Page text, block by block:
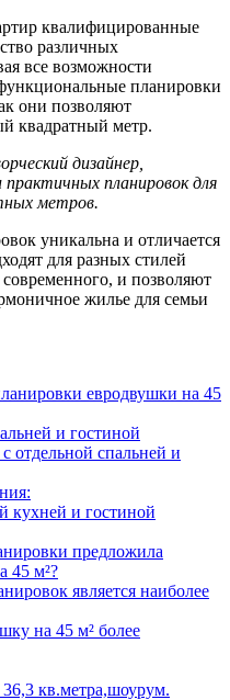
квалифицированные
различных
все возможности
планировки
они позволяют
квадратный метр.
дизайнер,
планировок для
метров.
уникальна и отличается
для разных стилей
и позволяют
жилье для семьи
евродвушки на 45
и гостиной
отдельной спальней и
кухней и гостиной
предложила
45 м²?
является наиболее
на 45 м² более
кв.метра,шоурум.